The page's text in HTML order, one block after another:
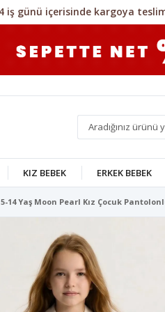
KIZ BEBEK ERKEK BEBEK
5-14 Yaş Moon Pearl Kız Çocuk